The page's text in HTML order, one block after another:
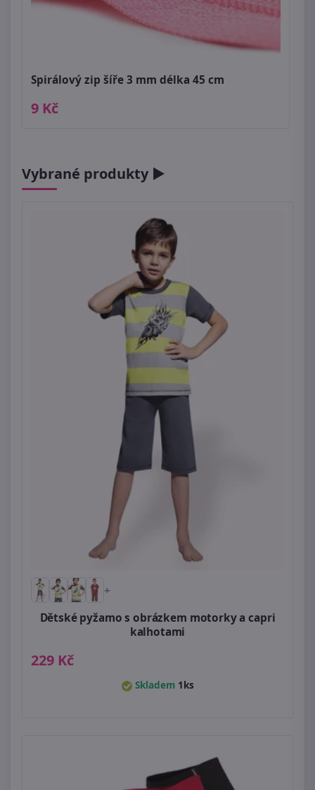
Spirálový zip šíře 3 mm délka 45 cm
9 Kč
Vybrané produkty ►
+
Dětské pyžamo s obrázkem motorky a capri
kalhotami
229 Kč
Skladem 1ks